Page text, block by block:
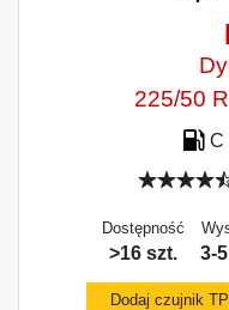
225/50
C
Dostępność
>16 szt. 3-
Dodaj czujnik